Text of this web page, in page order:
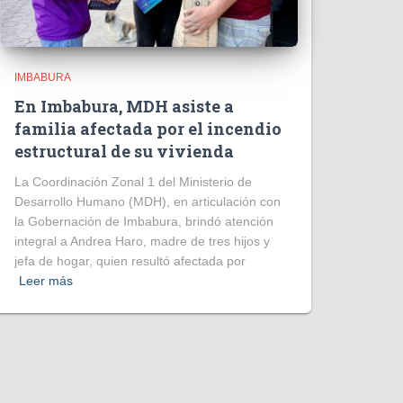
IMBABURA
En Imbabura, MDH asiste a
familia afectada por el incendio
estructural de su vivienda
La Coordinación Zonal 1 del Ministerio de
Desarrollo Humano (MDH), en articulación con
la Gobernación de Imbabura, brindó atención
integral a Andrea Haro, madre de tres hijos y
jefa de hogar, quien resultó afectada por
Leer más